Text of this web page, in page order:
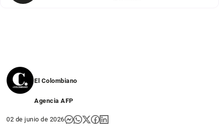
El Colombiano
Agencia AFP
02 de junio de 2026